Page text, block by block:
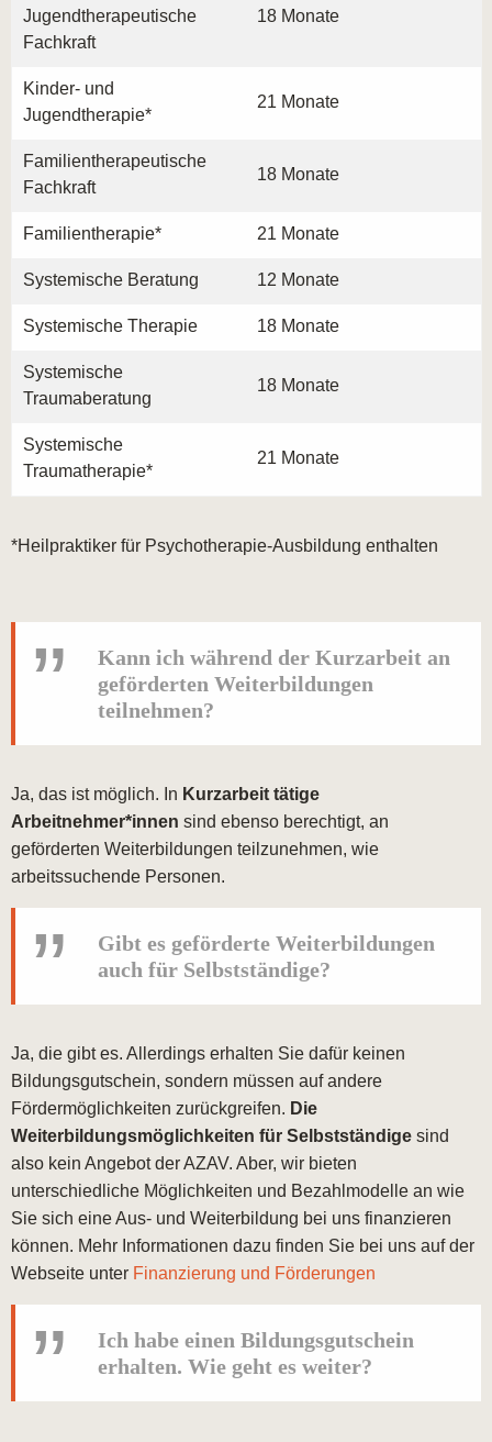
Jugendtherapeutische
Fachkraft
18 Monate
Kinder- und
Jugendtherapie*
21 Monate
Familientherapeutische
Fachkraft
18 Monate
Familientherapie* 21 Monate
Systemische Beratung 12 Monate
Systemische Therapie 18 Monate
Systemische
Traumaberatung
18 Monate
Systemische
Traumatherapie*
21 Monate
*Heilpraktiker für Psychotherapie-Ausbildung enthalten
Kann ich während der Kurzarbeit an
geförderten Weiterbildungen
teilnehmen?
Ja, das ist möglich. In Kurzarbeit tätige
Arbeitnehmer*innen sind ebenso berechtigt, an
geförderten Weiterbildungen teilzunehmen, wie
arbeitssuchende Personen.
Gibt es geförderte Weiterbildungen
auch für Selbstständige?
Ja, die gibt es. Allerdings erhalten Sie dafür keinen
Bildungsgutschein, sondern müssen auf andere
Fördermöglichkeiten zurückgreifen. Die
Weiterbildungsmöglichkeiten für Selbstständige sind
also kein Angebot der AZAV. Aber, wir bieten
unterschiedliche Möglichkeiten und Bezahlmodelle an wie
Sie sich eine Aus- und Weiterbildung bei uns finanzieren
können. Mehr Informationen dazu finden Sie bei uns auf der
Webseite unter Finanzierung und Förderungen
Ich habe einen Bildungsgutschein
erhalten. Wie geht es weiter?